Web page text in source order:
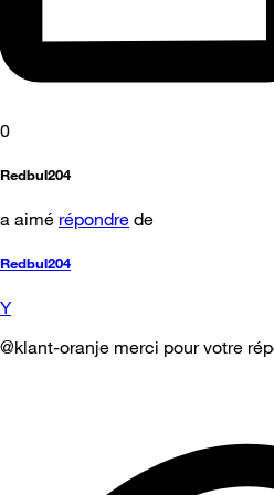
0
Redbul204
a aimé répondre de
Redbul204
Y
@klant-oranje merci pour votre